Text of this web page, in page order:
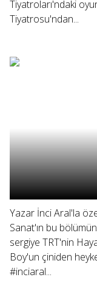
Tiyatroları'ndaki
Tiyatrosu'ndan...
Yazar İnci Aral'la
Sanat'ın bu
sergiye TRT'nin
Boy'un çiniden
#inciaral...